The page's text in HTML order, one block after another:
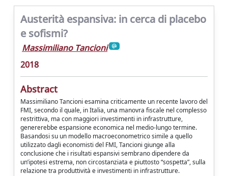
Austerità espansiva: in cerca di placebo
e sofismi?
Massimiliano Tancioni
2018
Abstract
Massimiliano Tancioni esamina criticamente un recente lavoro del
FMI, secondo il quale, in Italia, una manovra fiscale nel complesso
restrittiva, ma con maggiori investimenti in infrastrutture,
genererebbe espansione economica nel medio-lungo termine.
Basandosi su un modello macroeconometrico simile a quello
utilizzato dagli economisti del FMI, Tancioni giunge alla
conclusione che i risultati espansivi sembrano dipendere da
un’ipotesi estrema, non circostanziata e piuttosto “sospetta”, sulla
relazione tra produttività e investimenti in infrastrutture.